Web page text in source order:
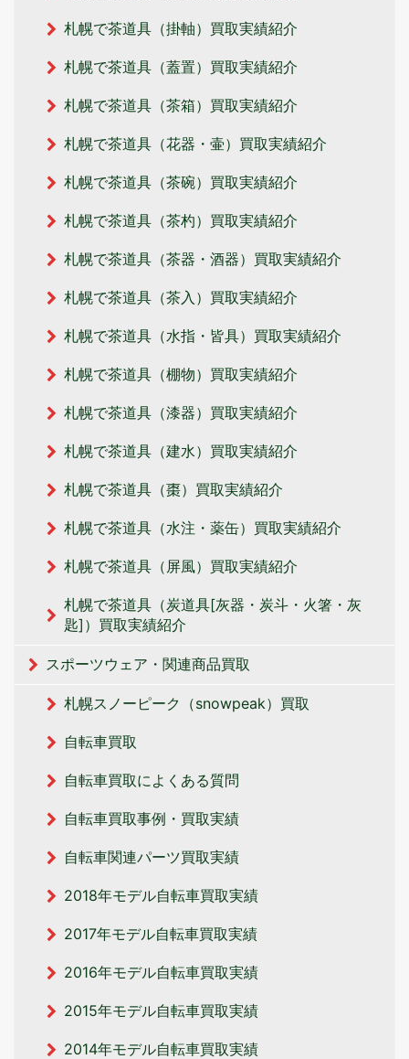
札幌で茶道具（掛軸）買取実績紹介
札幌で茶道具（蓋置）買取実績紹介
札幌で茶道具（茶箱）買取実績紹介
札幌で茶道具（花器・壷）買取実績紹介
札幌で茶道具（茶碗）買取実績紹介
札幌で茶道具（茶杓）買取実績紹介
札幌で茶道具（茶器・酒器）買取実績紹介
札幌で茶道具（茶入）買取実績紹介
札幌で茶道具（水指・皆具）買取実績紹介
札幌で茶道具（棚物）買取実績紹介
札幌で茶道具（漆器）買取実績紹介
札幌で茶道具（建水）買取実績紹介
札幌で茶道具（棗）買取実績紹介
札幌で茶道具（水注・薬缶）買取実績紹介
札幌で茶道具（屏風）買取実績紹介
札幌で茶道具（炭道具[灰器・炭斗・火箸・灰
匙]）買取実績紹介
スポーツウェア・関連商品買取
札幌スノーピーク（snowpeak）買取
自転車買取
自転車買取によくある質問
自転車買取事例・買取実績
自転車関連パーツ買取実績
2018年モデル自転車買取実績
2017年モデル自転車買取実績
2016年モデル自転車買取実績
2015年モデル自転車買取実績
2014年モデル自転車買取実績